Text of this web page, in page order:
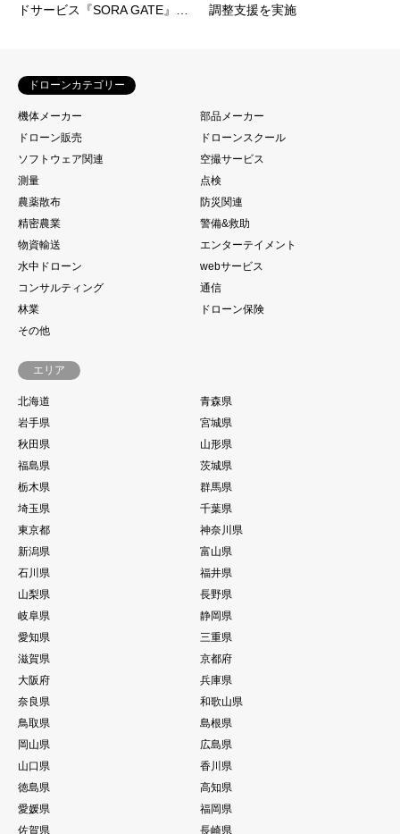
ドサービス『SORA GATE』…
調整支援を実施
ドローンカテゴリー
機体メーカー
部品メーカー
ドローン販売
ドローンスクール
ソフトウェア関連
空撮サービス
測量
点検
農薬散布
防災関連
精密農業
警備&救助
物資輸送
エンターテイメント
水中ドローン
webサービス
コンサルティング
通信
林業
ドローン保険
その他
エリア
北海道
青森県
岩手県
宮城県
秋田県
山形県
福島県
茨城県
栃木県
群馬県
埼玉県
千葉県
東京都
神奈川県
新潟県
富山県
石川県
福井県
山梨県
長野県
岐阜県
静岡県
愛知県
三重県
滋賀県
京都府
大阪府
兵庫県
奈良県
和歌山県
鳥取県
島根県
岡山県
広島県
山口県
香川県
徳島県
高知県
愛媛県
福岡県
佐賀県
長崎県